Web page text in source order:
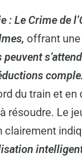
: Le Crime de
offrant
peuvent
du train et
résoudre. Le
clairement